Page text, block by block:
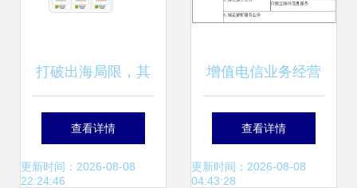
打破出海局限，其
域创新借亚马逊云
科技为三维重建注
查看详情
更新时间：2026-08-08
22:24:46
增值电信业务经营
许可证有效期到期
续期办理相关规定
查看详情
更新时间：2026-08-08
04:43:28